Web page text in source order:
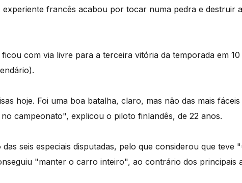
experiente francês acabou por tocar numa pedra e destruir
com via livre para a terceira vitória da temporada em
hoje. Foi uma boa batalha, claro, mas não das mais
campeonato", explicou o piloto finlandês, de 22 anos.
seis especiais disputadas, pelo que considerou que teve
"manter o carro inteiro", ao contrário dos principais